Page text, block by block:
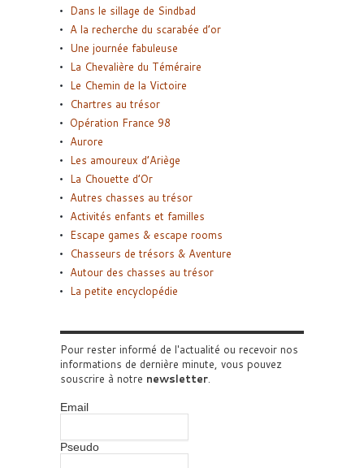
Dans le sillage de Sindbad
A la recherche du scarabée d’or
Une journée fabuleuse
La Chevalière du Téméraire
Le Chemin de la Victoire
Chartres au trésor
Opération France 98
Aurore
Les amoureux d’Ariège
La Chouette d’Or
Autres chasses au trésor
Activités enfants et familles
Escape games & escape rooms
Chasseurs de trésors & Aventure
Autour des chasses au trésor
La petite encyclopédie
Pour rester informé de l'actualité ou recevoir nos
informations de dernière minute, vous pouvez
souscrire à notre newsletter
Email
Pseudo